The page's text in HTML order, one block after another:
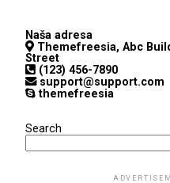
Naša adresa
Themefreesia, Abc
Street
(123) 456-7890
support@support.com
themefreesia
Search